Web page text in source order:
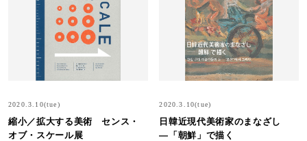
2020.3.10(tue)
縮小／拡大する美術 センス・
オブ・スケール展
2020.3.10(tue)
日韓近現代美術家のまなざし
―「朝鮮」で描く